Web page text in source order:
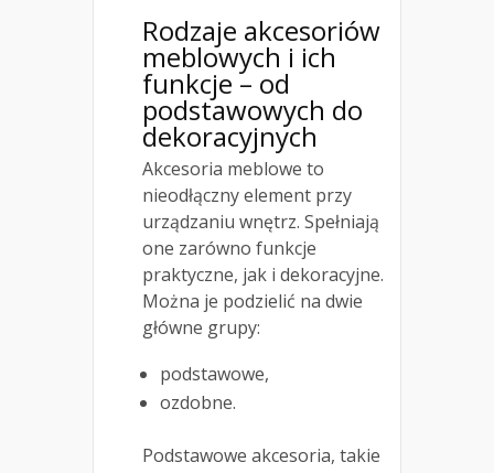
Rodzaje akcesoriów
meblowych i ich
funkcje – od
podstawowych do
dekoracyjnych
Akcesoria meblowe to
nieodłączny element przy
urządzaniu wnętrz. Spełniają
one zarówno funkcje
praktyczne, jak i dekoracyjne.
Można je podzielić na dwie
główne grupy:
podstawowe,
ozdobne.
Podstawowe akcesoria, takie